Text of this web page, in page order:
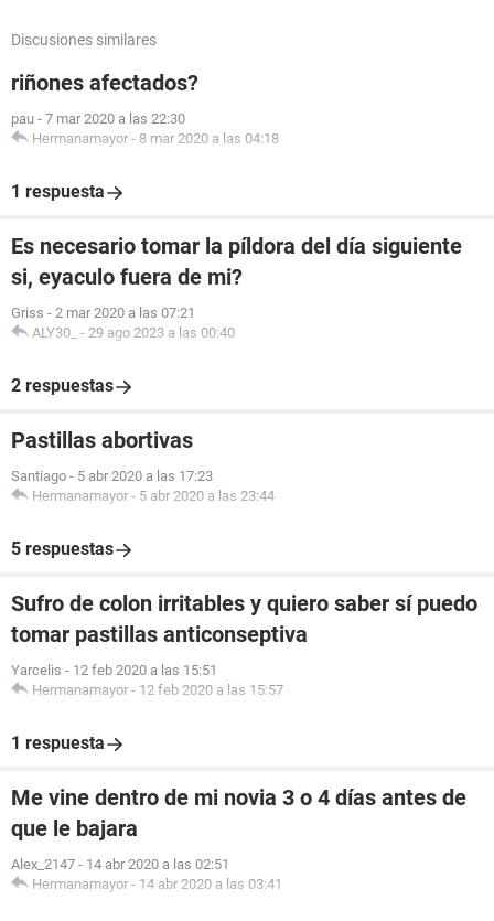
Discusiones similares
riñones afectados?
pau - 7 mar 2020 a las 22:30
Hermanamayor - 8 mar 2020 a las 04:18
1 respuesta
Es necesario tomar la píldora del día siguiente
si, eyaculo fuera de mi?
Griss - 2 mar 2020 a las 07:21
ALY30_ - 29 ago 2023 a las 00:40
2 respuestas
Pastillas abortivas
Santiago - 5 abr 2020 a las 17:23
Hermanamayor - 5 abr 2020 a las 23:44
5 respuestas
Sufro de colon irritables y quiero saber sí puedo
tomar pastillas anticonseptiva
Yarcelis - 12 feb 2020 a las 15:51
Hermanamayor - 12 feb 2020 a las 15:57
1 respuesta
Me vine dentro de mi novia 3 o 4 días antes de
que le bajara
Alex_2147 - 14 abr 2020 a las 02:51
Hermanamayor - 14 abr 2020 a las 03:41